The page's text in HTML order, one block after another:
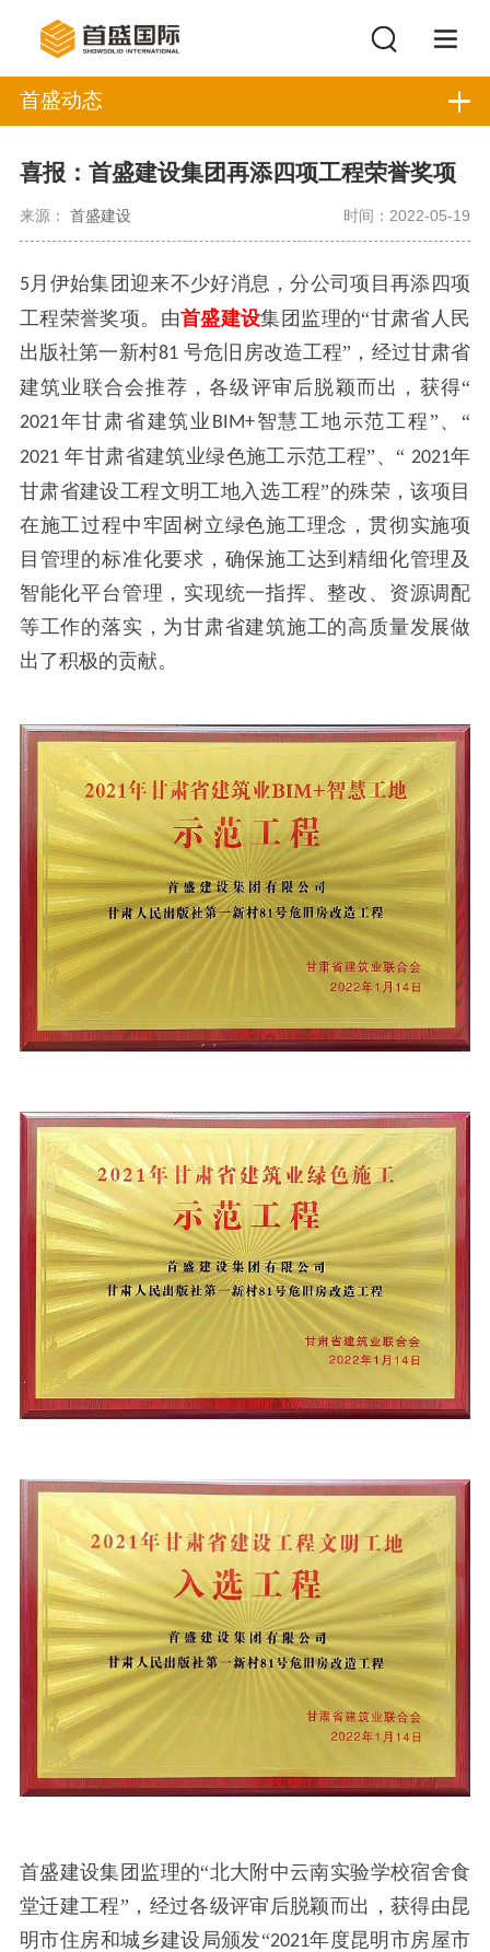
首盛动态
喜报：首盛建设集团再添四项工程荣誉奖项
来源： 首盛建设 时间：2022-05-19
5 月伊始集团迎来不少好消息，分公司项目再添四项
工程荣誉奖项。由首盛建设集团监理的“甘肃省人民
出版社第一新村81 号危旧房改造工程”，经过甘肃省
建筑业联合会推荐，各级评审后脱颖而出，获得“
2021年甘肃省建筑业 BIM+智慧工地示范工程”、“
2021 年甘肃省建筑业绿色施工示范工程”、“ 2021年
甘肃省建设工程文明工地入选工程”的殊荣，该项目
在施工过程中牢固树立绿色施工理念，贯彻实施项
目管理的标准化要求，确保施工达到精细化管理及
智能化平台管理，实现统一指挥、整改、资源调配
等工作的落实，为甘肃省建筑施工的高质量发展做
出了积极的贡献。
首盛建设集团监理的“北大附中云南实验学校宿舍食
堂迁建工程”，经过各级评审后脱颖而出，获得由昆
明市住房和城乡建设局颁发“2021年度昆明市房屋市